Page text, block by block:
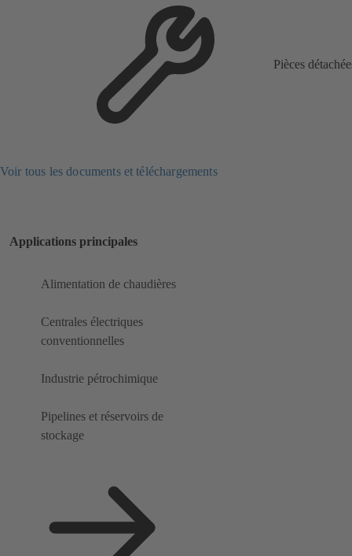
Pièces
Voir tous les documents et téléchargements
Applications principales
Alimentation de chaudières
Centrales électriques
conventionnelles
Industrie pétrochimique
Pipelines et réservoirs de
stockage